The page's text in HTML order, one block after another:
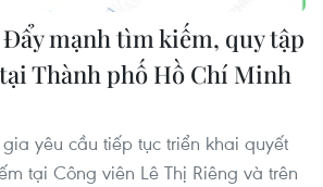
Đẩy mạnh tìm kiếm, quy tập
Thành phố Hồ Chí Minh
yêu cầu tiếp tục triển khai quyết
tại Công viên Lê Thị Riêng và trên